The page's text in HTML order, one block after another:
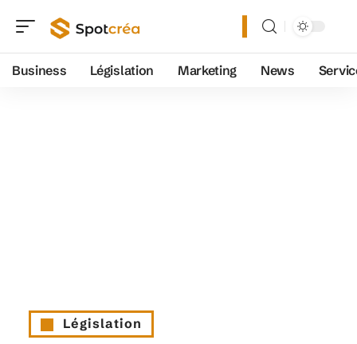
Business Législation Marketing News
Législation